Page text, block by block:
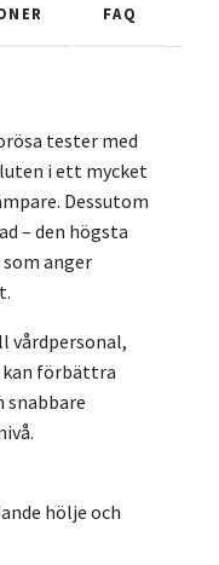
FAQ
tester med
i ett mycket
Dessutom
– den högsta
anger
vårdpersonal,
kan förbättra
snabbare
hölje och